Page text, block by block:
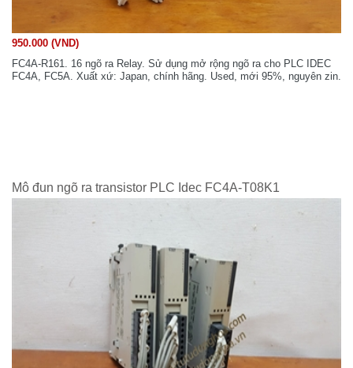
950.000 (VND)
FC4A-R161. 16 ngõ ra Relay. Sử dụng mở rộng ngõ ra cho PLC IDEC
FC4A, FC5A. Xuất xứ: Japan, chính hãng. Used, mới 95%, nguyên zin.
Mô đun ngõ ra transistor PLC Idec FC4A-T08K1